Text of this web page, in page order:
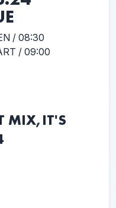
/ 08:30
/ 09:00
MIX,IT'S